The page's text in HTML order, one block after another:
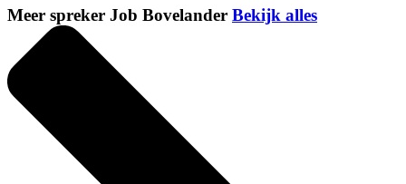
Meer spreker Job Bovelander Bekijk alles